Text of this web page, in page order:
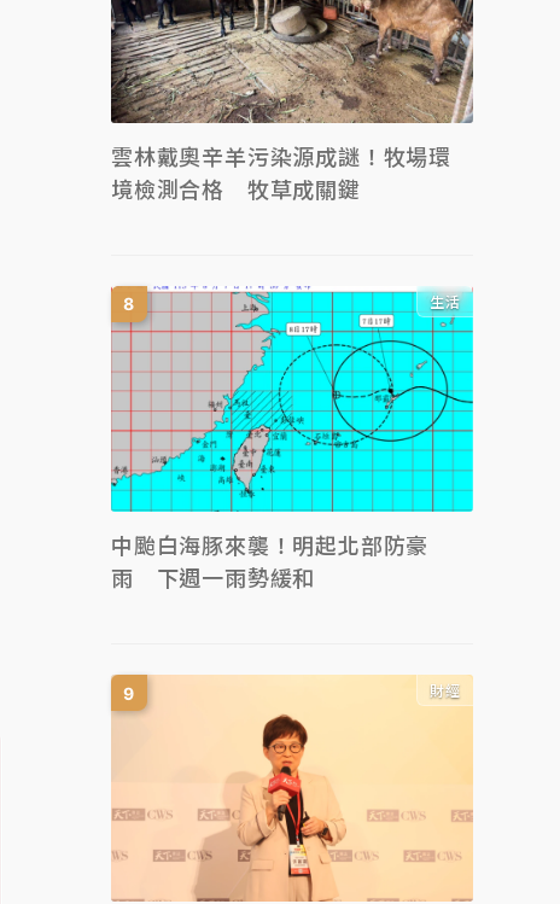
雲林戴奧辛羊污染源成謎！牧場環
境檢測合格 牧草成關鍵
生活
中颱白海豚來襲！明起北部防豪
雨 下週一雨勢緩和
財經